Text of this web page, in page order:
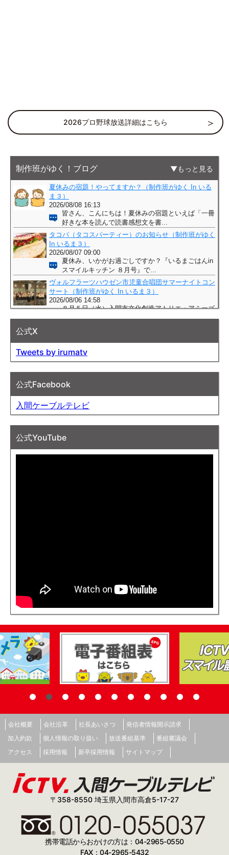
2026プロ野球放送詳細はこちら
制作班がゆく！ブログ もっと見る
公式X
Tweets by irumatv
公式Facebook
入間ケーブルテレビ
公式YouTube
会社概要 会社沿革 社長あいさつ
発信者情報開示請求
加入約款
個人情報の取り扱い 放送番組基準
番組審議会
アクセス
採用情報 新卒採用情報 サイトマップ
〒358-8550 埼玉県入間市高倉5-17-27
携帯電話からおかけの方は：04-2965-0550
FAX：04-2965-5432